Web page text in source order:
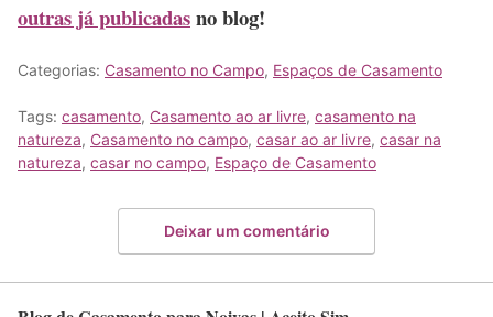
outras já publicadasno blog!
Categorias: Casamento no Campo, Espaços de Casamento
Tags: casamento, Casamento ao ar livre, casamento na
natureza, Casamento no campo, casar ao ar livre, casar na
natureza, casar no campo, Espaço de Casamento
Deixar um comentário